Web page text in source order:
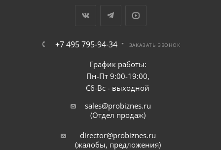
+7 495 795-94-34 ЗАКАЗАТЬ ЗВОНОК
График работы:
Пн-Пт 9:00-19:00,
Сб-Вс - выходной
sales@probiznes.ru
(Отдел продаж)
director@probiznes.ru
(жалобы, предложения)